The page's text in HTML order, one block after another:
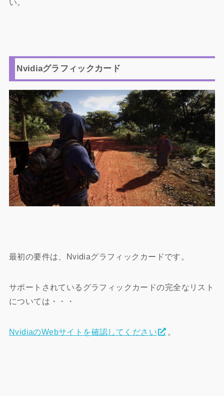
い。
Nvidiaグラフィックカード
最初の要件は、Nvidiaグラフィックカードです。
サポートされているグラフィックカードの完全なリスト
については・・・
NvidiaのWebサイトを確認してください